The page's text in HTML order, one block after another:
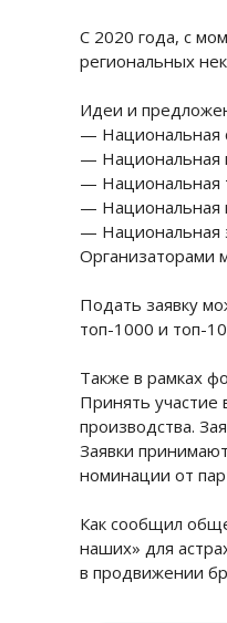
С 2020 года, с
региональных
Идеи и
— Национальная
— Национальная
— Национальная
— Национальная
— Национальная
Организаторами
Подать заявку
топ-1000 и топ-
Также в рамках
Принять участие
производства.
Заявки
номинации от
Как сообщил
наших» для
в продвижении